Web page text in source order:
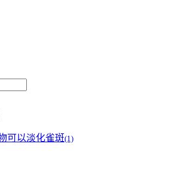
可以淡化雀斑(1)